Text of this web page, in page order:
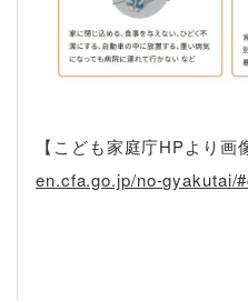
【こども家庭庁HPより画
en.cfa.go.jp/no-gyakutai/